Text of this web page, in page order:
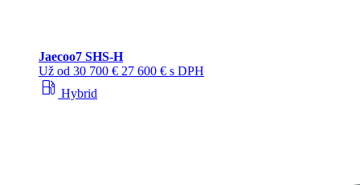
Jaecoo7 SHS-H
Už od 30 700 € 27 600 € s DPH
local_gas_station Hybrid